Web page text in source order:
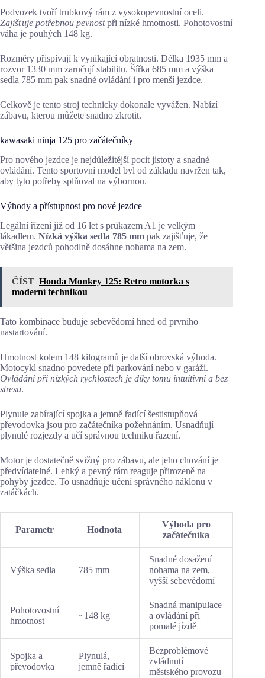
Podvozek tvoří trubkový rám z vysokopevnostní oceli.
Zajišťuje potřebnou pevnostpři nízké hmotnosti. Pohotovostní
váha je pouhých 148 kg.
Rozměry přispívají k vynikající obratnosti. Délka 1935 mm a
rozvor 1330 mm zaručují stabilitu. Šířka 685 mm a výška
sedla 785 mm pak snadné ovládání i pro menší jezdce.
Celkově je tento stroj technicky dokonale vyvážen. Nabízí
zábavu, kterou můžete snadno zkrotit.
kawasaki ninja 125 pro začátečníky
Pro nového jezdce je nejdůležitější pocit jistoty a snadné
ovládání. Tento sportovní model byl od základu navržen tak,
aby tyto potřeby splňoval na výbornou.
Výhody a přístupnost pro nové jezdce
Legální řízení již od 16 let s průkazem A1 je velkým
lákadlem. Nízká výška sedla 785 mm pak zajišťuje, že
většina jezdců pohodlně dosáhne nohama na zem.
ČÍST Honda Monkey 125: Retro motorka s
moderní technikou
Tato kombinace buduje sebevědomí hned od prvního
nastartování.
Hmotnost kolem 148 kilogramů je další obrovská výhoda.
Motocykl snadno povedete při parkování nebo v garáži.
Ovládání při nízkých rychlostech je díky tomu intuitivní a bez
stresu.
Plynule zabírající spojka a jemně řadící šestistupňová
převodovka jsou pro začátečníka požehnáním. Usnadňují
plynulé rozjezdy a učí správnou techniku řazení.
Motor je dostatečně svižný pro zábavu, ale jeho chování je
předvídatelné. Lehký a pevný rám reaguje přirozeně na
pohyby jezdce. To usnadňuje učení správného náklonu v
zatáčkách.
Parametr Hodnota
Výhoda pro
začátečníka
Výška sedla 785 mm
Snadné dosažení
nohama na zem,
vyšší sebevědomí
Pohotovostní
hmotnost
~148 kg
Snadná manipulace
a ovládání při
pomalé jízdě
Spojka a
převodovka
Plynulá,
jemně řadící
Bezproblémové
zvládnutí
městského provozu